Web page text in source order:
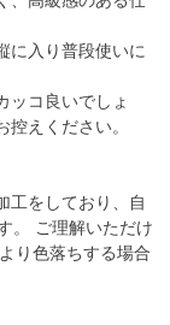
に入り普段使いに
ッコ良いでしょ
えください。
工をしており、自
。 ご理解いただけ
り色落ちする場合